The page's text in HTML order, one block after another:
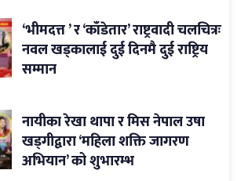
‘भीमदत्त ’ र ‘काँडेतार’ राष्ट्रवादी चलचित्रः
नवल खड्कालाई दुई दिनमै दुई राष्ट्रिय
सम्मान
नायीका रेखा थापा र मिस नेपाल उषा
खड्गीद्वारा ‘महिला शक्ति जागरण
अभियान’ को शुभारम्भ